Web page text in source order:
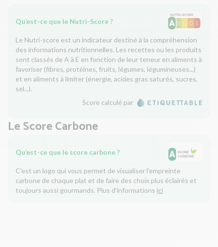
Qu’est-ce que le Nutri-Score ?
Le Nutri-score est un indicateur destiné à la compréhension
des informations nutritionnelles. Les recettes ou les produits
sont classés de A à E en fonction de leur teneur en aliments à
favoriser (fibres, protéines, fruits, légumes, légumineuses...)
et en aliments à limiter (énergie, acides gras saturés, sucres,
sel...).
Score calculé par
Le Score Carbone
Qu’est-ce que le score carbone ?
C'est un logo qui vous permet de visualiser l’empreinte
carbone de chaque plat et de faire des choix plus éclairés et
toujours aussi gourmands. Plus d'informations ici